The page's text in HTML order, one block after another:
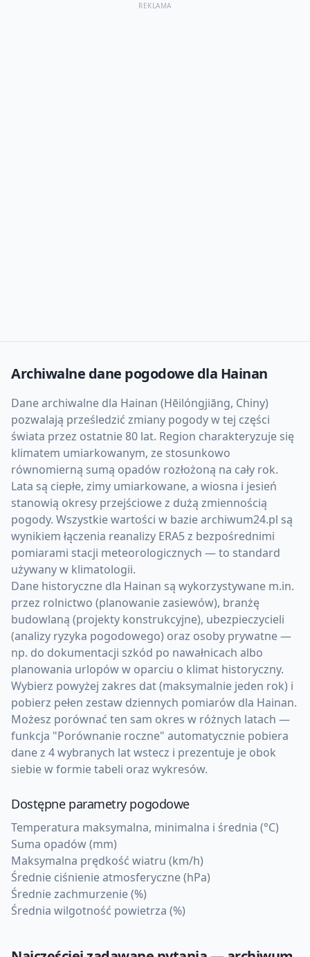
REKLAMA
Archiwalne dane pogodowe dla Hainan
Dane archiwalne dla Hainan (Hēilóngjiāng, Chiny)
pozwalają prześledzić zmiany pogody w tej części
świata przez ostatnie 80 lat. Region charakteryzuje się
klimatem umiarkowanym, ze stosunkowo
równomierną sumą opadów rozłożoną na cały rok.
Lata są ciepłe, zimy umiarkowane, a wiosna i jesień
stanowią okresy przejściowe z dużą zmiennością
pogody. Wszystkie wartości w bazie archiwum24.pl są
wynikiem łączenia reanalizy ERA5 z bezpośrednimi
pomiarami stacji meteorologicznych — to standard
używany w klimatologii.
Dane historyczne dla Hainan są wykorzystywane m.in.
przez rolnictwo (planowanie zasiewów), branżę
budowlaną (projekty konstrukcyjne), ubezpieczycieli
(analizy ryzyka pogodowego) oraz osoby prywatne —
np. do dokumentacji szkód po nawałnicach albo
planowania urlopów w oparciu o klimat historyczny.
Wybierz powyżej zakres dat (maksymalnie jeden rok) i
pobierz pełen zestaw dziennych pomiarów dla Hainan.
Możesz porównać ten sam okres w różnych latach —
funkcja "Porównanie roczne" automatycznie pobiera
dane z 4 wybranych lat wstecz i prezentuje je obok
siebie w formie tabeli oraz wykresów.
Dostępne parametry pogodowe
Temperatura maksymalna, minimalna i średnia (°C)
Suma opadów (mm)
Maksymalna prędkość wiatru (km/h)
Średnie ciśnienie atmosferyczne (hPa)
Średnie zachmurzenie (%)
Średnia wilgotność powietrza (%)